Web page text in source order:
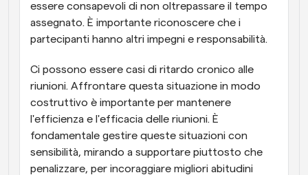
essere consapevoli di non oltrepassare il tempo
assegnato. È importante riconoscere che i
partecipanti hanno altri impegni e responsabilità.
Ci possono essere casi di ritardo cronico alle
riunioni. Affrontare questa situazione in modo
costruttivo è importante per mantenere
l'efficienza e l'efficacia delle riunioni. È
fondamentale gestire queste situazioni con
sensibilità, mirando a supportare piuttosto che
penalizzare, per incoraggiare migliori abitudini